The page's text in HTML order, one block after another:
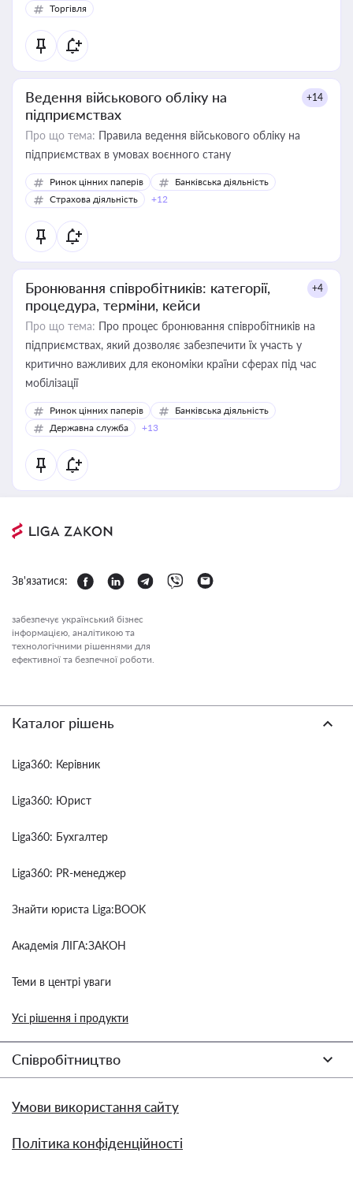
Торгівля
Ведення військового обліку на
підприємствах
+14
Про що тема: Правила ведення військового обліку на
підприємствах в умовах воєнного стану
Ринок цінних паперів
Банківська діяльність
Страхова діяльність
+12
Бронювання співробітників: категорії,
процедура, терміни, кейси
+4
Про що тема: Про процес бронювання співробітників на
підприємствах, який дозволяє забезпечити їх участь у
критично важливих для економіки країни сферах під час
мобілізації
Ринок цінних паперів
Банківська діяльність
Державна служба
+13
Зв'язатися:
забезпечує український бізнес
інформацією, аналітикою та
технологічними рішеннями для
ефективної та безпечної роботи.
Каталог рішень
Liga360: Керівник
Liga360: Юрист
Liga360: Бухгалтер
Liga360: PR-менеджер
Знайти юриста Liga:BOOK
Академія ЛІГА:ЗАКОН
Теми в центрі уваги
Усі рішення і продукти
Співробітництво
Умови використання сайту
Політика конфіденційності